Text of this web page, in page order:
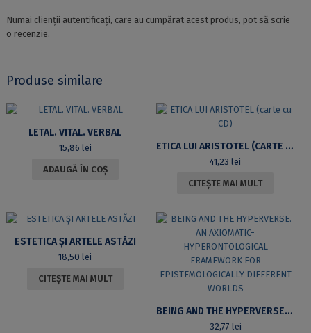
Numai clienții autentificați, care au cumpărat acest produs, pot să scrie
o recenzie.
Produse similare
LETAL. VITAL. VERBAL
15,86 lei
ADAUGĂ ÎN COȘ
ETICA LUI ARISTOTEL (CARTE CU CD)
41,23lei
CITEȘTE MAI MULT
ESTETICA ȘI ARTELE ASTĂZI
18,50lei
CITEȘTE MAI MULT
BEING AND THE HYPERVERSE. AN AXIOMATIC-HYPERONTOLOGICAL FRAMEWORK FOR EPISTEMOLOGICALLY DIFFERENT WORLDS
32,77 lei